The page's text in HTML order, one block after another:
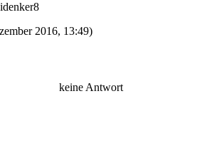
2016, 13:49)
keine Antwort